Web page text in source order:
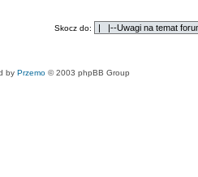
Skocz do:
by Przemo © 2003 phpBB Group